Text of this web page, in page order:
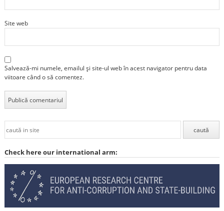
Site web
Salvează-mi numele, emailul și site-ul web în acest navigator pentru data
viitoare când o să comentez.
Check here our international arm: